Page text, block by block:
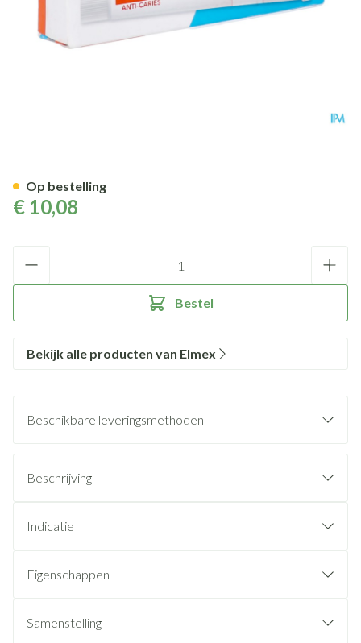
€ 10,08
Bestel
Op bestelling
Bekijk alle producten van Elmex
Beschikbare leveringsmethoden
Beschrijving
Indicatie
Eigenschappen
Samenstelling